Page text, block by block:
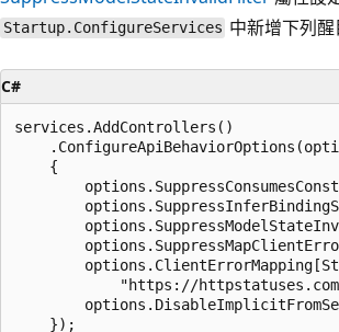
Startup.ConfigureServices 中新增下列醒
C#
services.AddControllers()
    {
"https://